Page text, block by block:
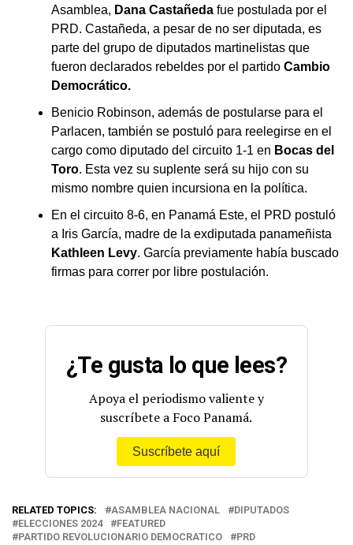
Asamblea, Dana Castañeda fue postulada por el
PRD. Castañeda, a pesar de no ser diputada, es
parte del grupo de diputados martinelistas que
fueron declarados rebeldes por el partido Cambio
Democrático.
Benicio Robinson, además de postularse para el
Parlacen, también se postuló para reelegirse en el
cargo como diputado del circuito 1-1 en Bocas del
Toro. Esta vez su suplente será su hijo con su
mismo nombre quien incursiona en la política.
En el circuito 8-6, en Panamá Este, el PRD postuló
a Iris García, madre de la exdiputada panameñista
Kathleen Levy. García previamente había buscado
firmas para correr por libre postulación.
¿Te gusta lo que lees?
Apoya el periodismo valiente y
suscríbete a Foco Panamá.
Suscríbete aquí
RELATED TOPICS: ASAMBLEA NACIONAL
DIPUTADOS
ELECCIONES 2024
FEATURED
PARTIDO REVOLUCIONARIO DEMOCRATICO
PRD